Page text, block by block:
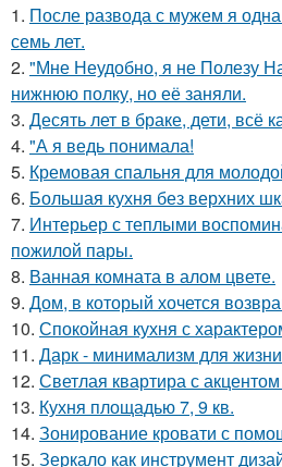
1. После развода с мужем я
семь лет.
2. "Мне Неудобно, я не Полезу
нижнюю полку, но её заняли.
3. Десять лет в браке, дети, всё
4. "А я ведь понимала!
5. Кремовая спальня для
6. Большая кухня без верхних
7. Интерьер с теплыми
пожилой пары.
8. Ванная комната в алом цвете.
9. Дом, в который хочется
10. Спокойная кухня с
11. Дарк - минимализм для
12. Светлая квартира с
13. Кухня площадью 7, 9 кв.
14. Зонирование кровати с
15. Зеркало как инструмент